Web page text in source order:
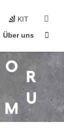
KIT
Über uns